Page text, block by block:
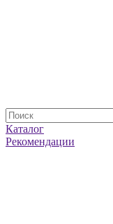
Каталог
Рекомендации